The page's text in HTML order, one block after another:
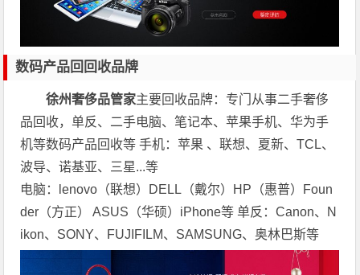
数码产品回回收品牌
徐州奢侈品管家主要回收品牌：专门从事二手奢侈
品回收，单反、二手电脑、笔记本、苹果手机、华为手
机等数码产品回收等 手机：苹果 、联想、夏新、TCL、
波导、诺基亚、三星...等
电脑：lenovo（联想）DELL（戴尔）HP（惠普）Foun
der（方正） ASUS（华硕）iPhone等 单反：Canon、N
ikon、SONY、FUJIFILM、SAMSUNG、奥林巴斯等